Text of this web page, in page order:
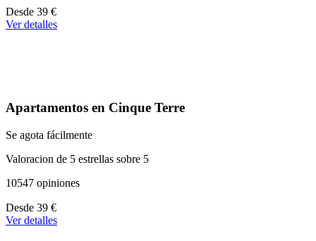
A
partir
Desde 39 €
Ver detalles
Apartamentos en Cinque Terre
Se agota fácilmente
Valoracion de 5 estrellas sobre 5
10547 opiniones
A
partir
Desde 39 €
Ver detalles